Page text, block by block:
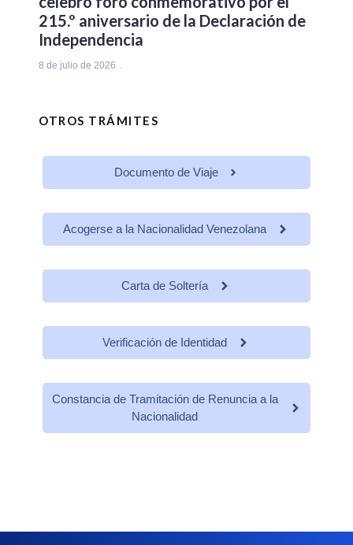
215.º aniversario de la Declaración de
Independencia
8 de julio de 2026
OTROS TRÁMITES
Documento de Viaje
Acogerse a la Nacionalidad Venezolana
Carta de Soltería
Verificación de Identidad
Constancia de Tramitación de Renuncia a la
Nacionalidad